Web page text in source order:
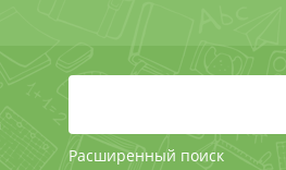
Расширенный поиск